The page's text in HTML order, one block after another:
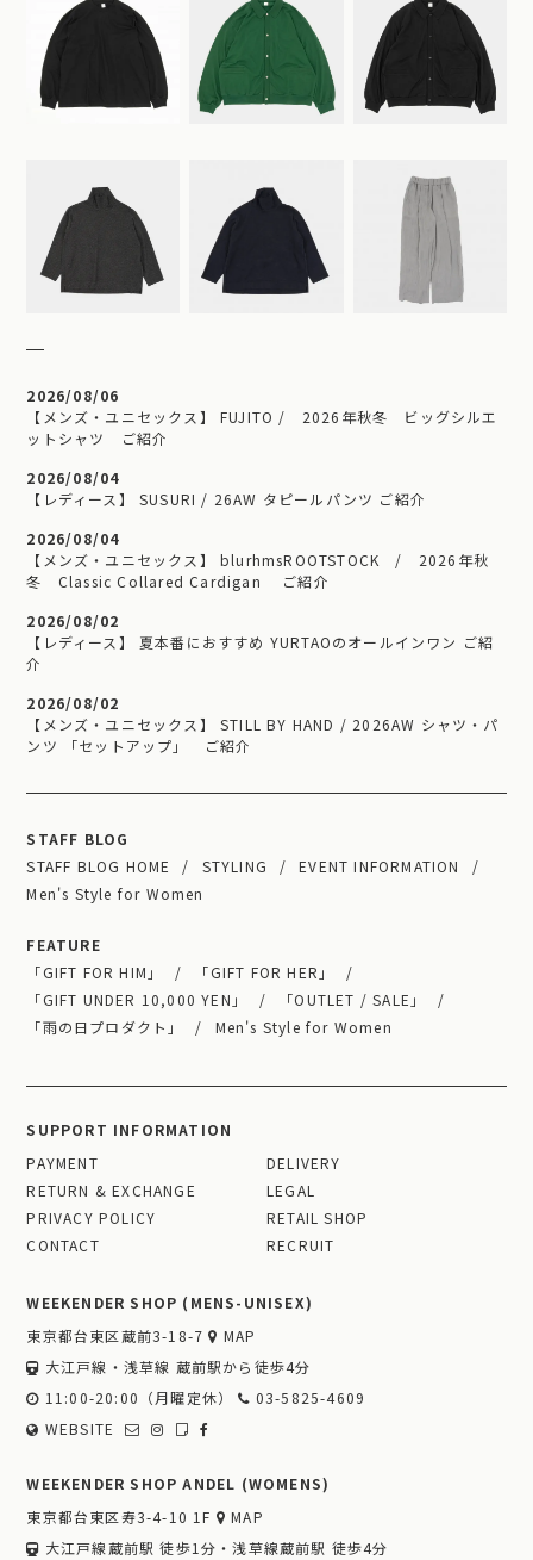
2026/08/06
【メンズ・ユニセックス】 FUJITO / 2026年秋冬 ビッグシルエ
ットシャツ ご紹介
2026/08/04
【レディース】 SUSURI / 26AW タピールパンツ ご紹介
2026/08/04
【メンズ・ユニセックス】 blurhmsROOTSTOCK / 2026年秋
冬 Classic Collared Cardigan ご紹介
2026/08/02
【レディース】 夏本番におすすめ YURTAOのオールインワン ご紹
介
2026/08/02
【メンズ・ユニセックス】 STILL BY HAND / 2026AW シャツ・パ
ンツ 「セットアップ」 ご紹介
STAFF BLOG
STAFF BLOG HOME
STYLING
EVENT INFORMATION
Men's Style for Women
FEATURE
「GIFT FOR HIM」
「GIFT FOR HER」
「GIFT UNDER 10,000 YEN」
「OUTLET / SALE」
「雨の日プロダクト」
Men's Style for Women
SUPPORT INFORMATION
PAYMENT
DELIVERY
RETURN & EXCHANGE
LEGAL
PRIVACY POLICY
RETAIL SHOP
CONTACT
RECRUIT
WEEKENDER SHOP (MENS-UNISEX)
東京都台東区蔵前3-18-7
MAP
大江戸線・浅草線 蔵前駅から徒歩4分
11:00-20:00（月曜定休）
03-5825-4609
WEBSITE
WEEKENDER SHOP ANDEL (WOMENS)
東京都台東区寿3-4-10 1F
MAP
大江戸線蔵前駅 徒歩1分・浅草線蔵前駅 徒歩4分